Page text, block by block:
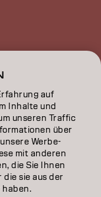
auf
Inhalte und
unseren Traffic
über
Werbe-
mit anderen
die Sie Ihnen
sie aus der
haben.